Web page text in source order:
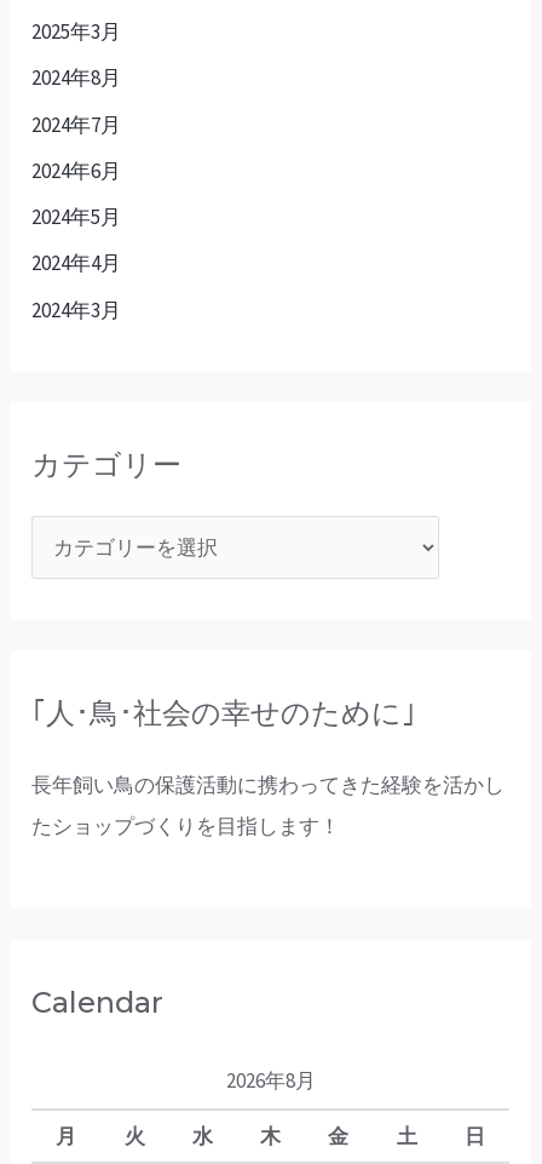
2025年3月
2024年8月
2024年7月
2024年6月
2024年5月
2024年4月
2024年3月
カテゴリー
｢人･鳥･社会の幸せのために｣
長年飼い鳥の保護活動に携わってきた経験を活かし
たショップづくりを目指します！
Calendar
2026年8月
月 火 水 木 金 土
日